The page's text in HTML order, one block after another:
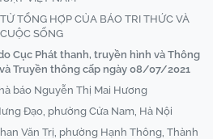
TỔNG HỢP CỦA BÁO TRI THỨC VÀ
CUỘC SỐNG
Cục Phát thanh, truyền hình và Thông
Truyền thông cấp ngày 08/07/2021
báo Nguyễn Thị Mai Hương
Đạo, phường Cửa Nam, Hà Nội
Văn Trị, phường Hạnh Thông, Thành